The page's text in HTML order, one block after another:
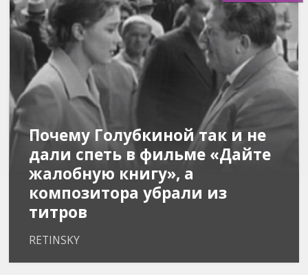
Почему Голубкиной так и не
дали спеть в фильме «Дайте
жалобную книгу», а
композитора убрали из
титров
RETINSKY